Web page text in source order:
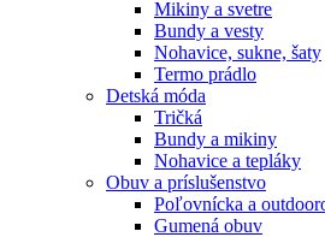
Mikiny a svetre
Bundy a vesty
Nohavice, sukne, šaty
Termo prádlo
Detská móda
Tričká
Bundy a mikiny
Nohavice a tepláky
Obuv a príslušenstvo
Poľovnícka a
Gumená obuv